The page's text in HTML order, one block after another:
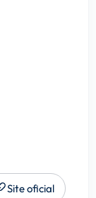
Site oficial